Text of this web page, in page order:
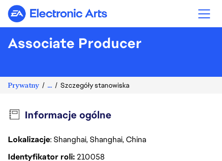
Electronic Arts
Associate Producer
Prywatny ... Szczegóły stanowiska
Informacje ogólne
Lokalizacje: Shanghai, Shanghai, China
Identyfikator roli210058